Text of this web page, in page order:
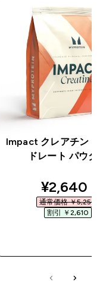
Impact クレアチン モ
ドレート パウダ
¥2,640‎
通常価格 ￥5,250‎
割引 ￥2,610‎